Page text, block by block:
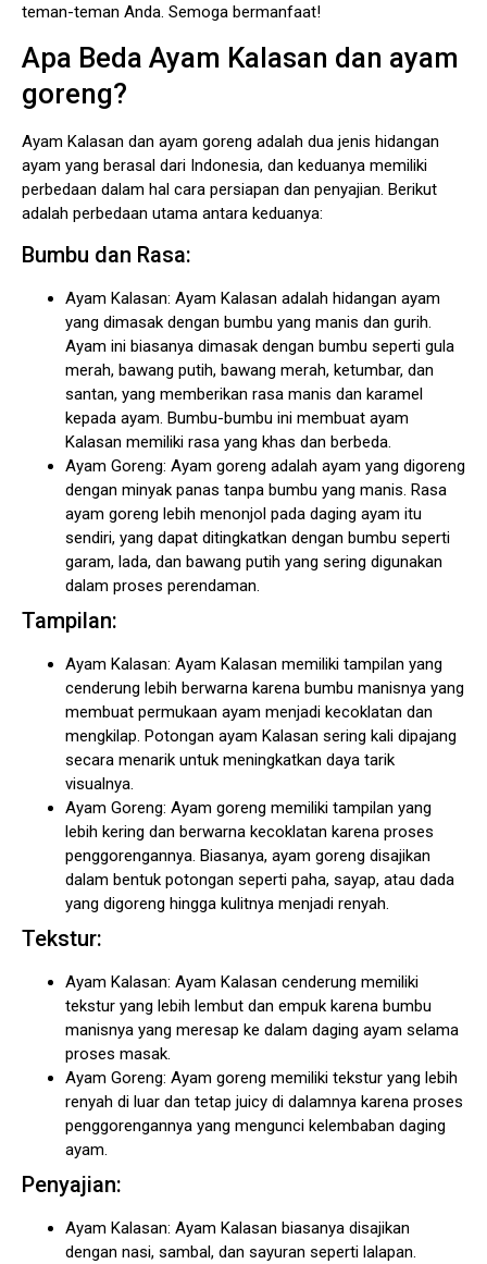
teman-teman Anda. Semoga bermanfaat!
Apa Beda Ayam Kalasan dan ayam
goreng?
Ayam Kalasan dan ayam goreng adalah dua jenis hidangan
ayam yang berasal dari Indonesia, dan keduanya memiliki
perbedaan dalam hal cara persiapan dan penyajian. Berikut
adalah perbedaan utama antara keduanya:
Bumbu dan Rasa:
Ayam Kalasan: Ayam Kalasan adalah hidangan ayam
yang dimasak dengan bumbu yang manis dan gurih.
Ayam ini biasanya dimasak dengan bumbu seperti gula
merah, bawang putih, bawang merah, ketumbar, dan
santan, yang memberikan rasa manis dan karamel
kepada ayam. Bumbu-bumbu ini membuat ayam
Kalasan memiliki rasa yang khas dan berbeda.
Ayam Goreng: Ayam goreng adalah ayam yang digoreng
dengan minyak panas tanpa bumbu yang manis. Rasa
ayam goreng lebih menonjol pada daging ayam itu
sendiri, yang dapat ditingkatkan dengan bumbu seperti
garam, lada, dan bawang putih yang sering digunakan
dalam proses perendaman.
Tampilan:
Ayam Kalasan: Ayam Kalasan memiliki tampilan yang
cenderung lebih berwarna karena bumbu manisnya yang
membuat permukaan ayam menjadi kecoklatan dan
mengkilap. Potongan ayam Kalasan sering kali dipajang
secara menarik untuk meningkatkan daya tarik
visualnya.
Ayam Goreng: Ayam goreng memiliki tampilan yang
lebih kering dan berwarna kecoklatan karena proses
penggorengannya. Biasanya, ayam goreng disajikan
dalam bentuk potongan seperti paha, sayap, atau dada
yang digoreng hingga kulitnya menjadi renyah.
Tekstur:
Ayam Kalasan: Ayam Kalasan cenderung memiliki
tekstur yang lebih lembut dan empuk karena bumbu
manisnya yang meresap ke dalam daging ayam selama
proses masak.
Ayam Goreng: Ayam goreng memiliki tekstur yang lebih
renyah di luar dan tetap juicy di dalamnya karena proses
penggorengannya yang mengunci kelembaban daging
ayam.
Penyajian:
Ayam Kalasan: Ayam Kalasan biasanya disajikan
dengan nasi, sambal, dan sayuran seperti lalapan.